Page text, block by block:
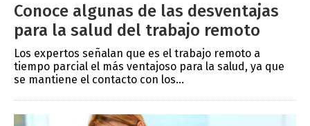
Conoce algunas de las desventajas
para la salud del trabajo remoto
Los expertos señalan que es el trabajo remoto a
tiempo parcial el más ventajoso para la salud, ya que
se mantiene el contacto con los...